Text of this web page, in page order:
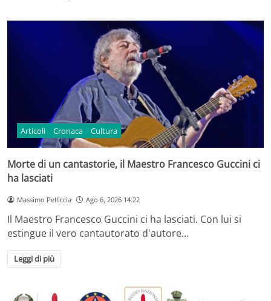
Articoli Cronaca Cultura
Morte di un cantastorie, il Maestro Francesco Guccini ci
ha lasciati
Massimo Pelliccia Ago 6, 2026 14:22
Il Maestro Francesco Guccini ci ha lasciati. Con lui si
estingue il vero cantautorato d'autore…
Leggi di più